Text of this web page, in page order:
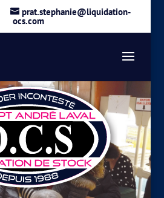
prat.stephanie@liquidation-
ocs.com